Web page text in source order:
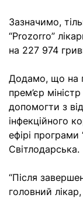
Зазначимо,
“Prozorro”
на 227 974
Додамо, що на
прем’єр
допомогти з
інфекційного
ефірі програми
Світлодарська.
“Після
головний